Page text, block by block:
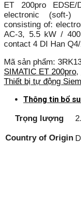
ET 200pro
electronic (soft-)
consisting of:
AC-3, 5.5 kW /
contact 4 DI Han
Mã sản phẩm:
SIMATIC ET 200pro,
Thiết bị tự động
Thông tin bổ
Trọng lượng
Country of Origin